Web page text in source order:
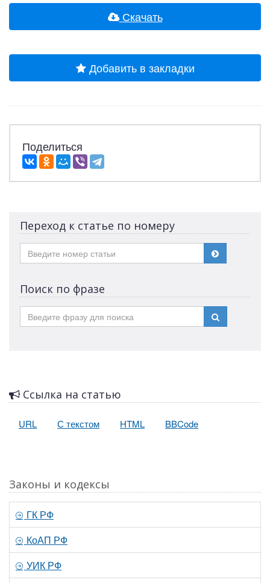
Скачать
Добавить в закладки
Поделиться
Переход к статье по номеру
Поиск по фразе
Ссылка на статью
URL С текстом HTML BBCode
Законы и кодексы
ГК РФ
КоАП РФ
УИК РФ